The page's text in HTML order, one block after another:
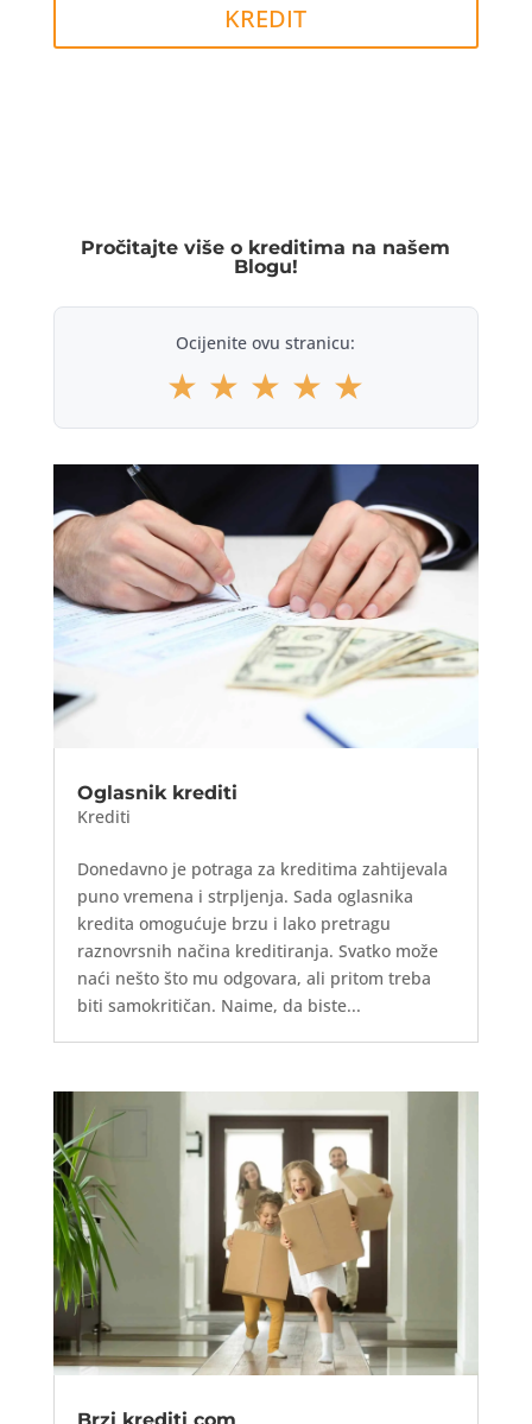
KREDIT
Pročitajte više o kreditima na našem
Blogu!
Ocijenite ovu stranicu:
★ ★ ★ ★ ★
Oglasnik krediti
Krediti
Donedavno je potraga za kreditima zahtijevala
puno vremena i strpljenja. Sada oglasnika
kredita omogućuje brzu i lako pretragu
raznovrsnih načina kreditiranja. Svatko može
naći nešto što mu odgovara, ali pritom treba
biti samokritičan. Naime, da biste...